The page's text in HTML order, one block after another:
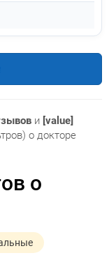
и [value]
о докторе
о